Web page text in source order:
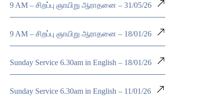
9 AM – சிறப்பு ஞாயிறு ஆராதனை – 31/05/26
9 AM – சிறப்பு ஞாயிறு ஆராதனை – 18/01/26
Sunday Service 6.30am in English – 18/01/26
Sunday Service 6.30am in English – 11/01/26